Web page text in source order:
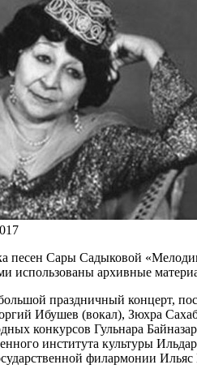
песен Сары Садыковой
использованы архивные
праздничный концерт,
Ибушев (вокал), Зюхра
конкурсов Гульнара
института культуры
филармонии